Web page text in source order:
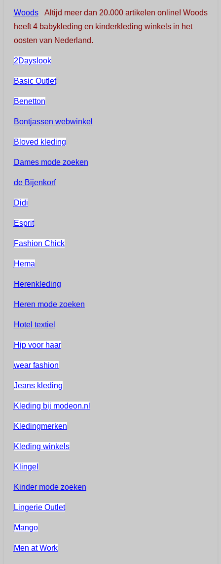
Woods
Altijd meer dan 20.000 artikelen online! Woods
heeft 4 babykleding en kinderkleding winkels in het
oosten van Nederland.
2Dayslook
Basic Outlet
Benetton
Bontjassen webwinkel
Bloved kleding
Dames mode zoeken
de Bijenkorf
Didi
Esprit
Fashion Chick
Hema
Herenkleding
Heren mode zoeken
Hotel textiel
Hip voor haar
wear fashion
Jeans kleding
Kleding bij modeon.nl
Kledingmerken
Kleding winkels
Klingel
Kinder mode zoeken
Lingerie Outlet
Mango
Men at Work